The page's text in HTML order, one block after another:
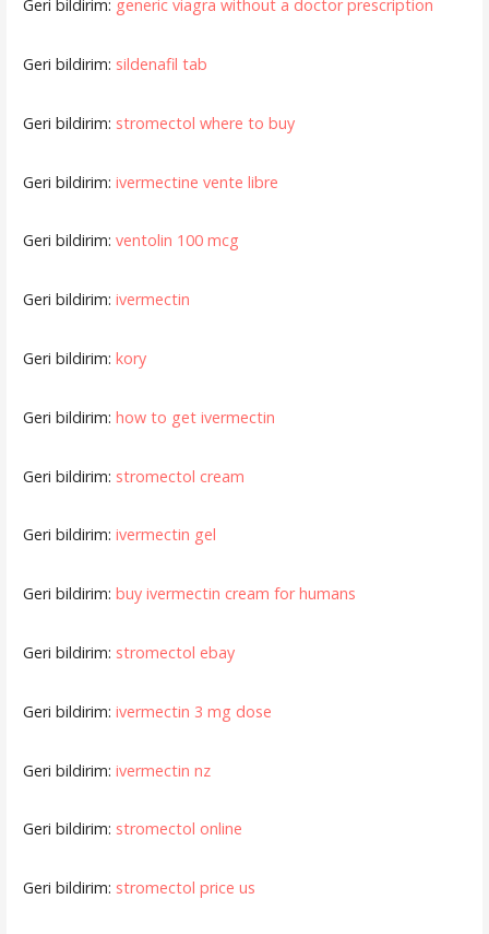
Geri bildirim: generic viagra without a doctor prescription
Geri bildirim: sildenafil tab
Geri bildirim: stromectol where to buy
Geri bildirim: ivermectine vente libre
Geri bildirim: ventolin 100 mcg
Geri bildirim: ivermectin
Geri bildirim: kory
Geri bildirim: how to get ivermectin
Geri bildirim: stromectol cream
Geri bildirim: ivermectin gel
Geri bildirim: buy ivermectin cream for humans
Geri bildirim: stromectol ebay
Geri bildirim: ivermectin 3 mg dose
Geri bildirim: ivermectin nz
Geri bildirim: stromectol online
Geri bildirim: stromectol price us